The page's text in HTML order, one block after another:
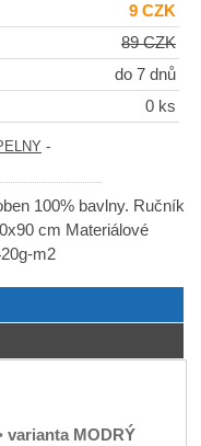
9 CZK
89 CZK
do 7 dnů
0 ks
-
100% bavlny. Ručník
cm Materiálové
m2
varianta MODRÝ